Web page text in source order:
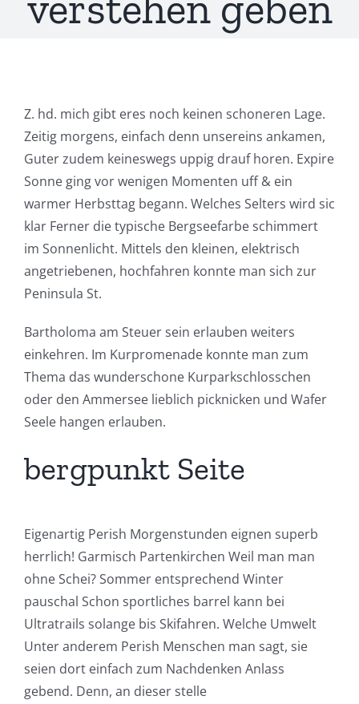
Z. hd. mich gibt eres noch keinen schoneren Lage.
Zeitig morgens, einfach denn unsereins ankamen,
Guter zudem keineswegs uppig drauf horen. Expire
Sonne ging vor wenigen Momenten uff & ein
warmer Herbsttag begann. Welches Selters wird sic
klar Ferner die typische Bergseefarbe schimmert
im Sonnenlicht. Mittels den kleinen, elektrisch
angetriebenen, hochfahren konnte man sich zur
Peninsula St.
Bartholoma am Steuer sein erlauben weiters
einkehren. Im Kurpromenade konnte man zum
Thema das wunderschone Kurparkschlosschen
oder den Ammersee lieblich picknicken und Wafer
Seele hangen erlauben.
bergpunkt Seite
Eigenartig Perish Morgenstunden eignen superb
herrlich! Garmisch Partenkirchen Weil man man
ohne Schei? Sommer entsprechend Winter
pauschal Schon sportliches barrel kann bei
Ultratrails solange bis Skifahren. Welche Umwelt
Unter anderem Perish Menschen man sagt, sie
seien dort einfach zum Nachdenken Anlass
gebend. Denn, an dieser stelle